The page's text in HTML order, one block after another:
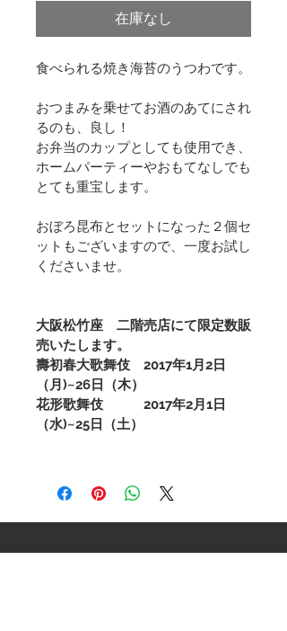
在庫なし
食べられる焼き海苔のうつわです。
おつまみを乗せてお酒のあてにされ
るのも、良し！
お弁当のカップとしても使用でき、
ホームパーティーやおもてなしでも
とても重宝します。
おぼろ昆布とセットになった２個セ
ットもございますので、一度お試し
くださいませ。
大阪松竹座　二階売店にて限定数販
売いたします。
壽初春大歌舞伎　2017年1月2日
（月)~26日（木）
花形歌舞伎　　　2017年2月1日
（水)~25日（土）